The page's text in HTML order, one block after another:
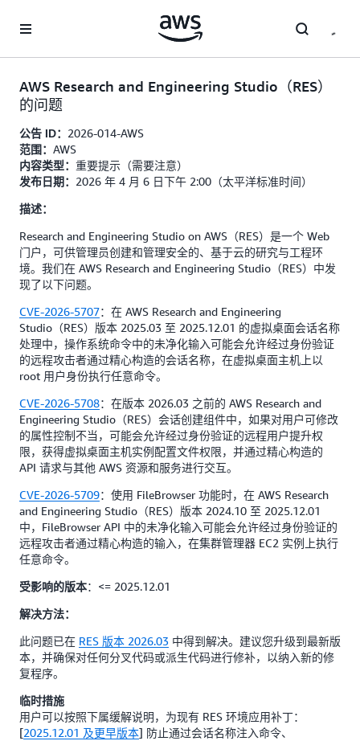
AWS Research and Engineering Studio（RES）
的问题
公告 ID： 2026-014-AWS
范围： AWS
内容类型： 重要提示（需要注意）
发布日期： 2026 年 4 月 6 日下午 2:00（太平洋标准时间）
描述：
Research and Engineering Studio on AWS（RES）是一个 Web
门户，可供管理员创建和管理安全的、基于云的研究与工程环
境。我们在 AWS Research and Engineering Studio（RES）中发
现了以下问题。
CVE-2026-5707：在 AWS Research and Engineering
Studio（RES）版本 2025.03 至 2025.12.01 的虚拟桌面会话名称
处理中，操作系统命令中的未净化输入可能会允许经过身份验证
的远程攻击者通过精心构造的会话名称，在虚拟桌面主机上以
root 用户身份执行任意命令。
CVE-2026-5708：在版本 2026.03 之前的 AWS Research and
Engineering Studio（RES）会话创建组件中，如果对用户可修改
的属性控制不当，可能会允许经过身份验证的远程用户提升权
限，获得虚拟桌面主机实例配置文件权限，并通过精心构造的
API 请求与其他 AWS 资源和服务进行交互。
CVE-2026-5709：使用 FileBrowser 功能时，在 AWS Research
and Engineering Studio（RES）版本 2024.10 至 2025.12.01
中，FileBrowser API 中的未净化输入可能会允许经过身份验证的
远程攻击者通过精心构造的输入，在集群管理器 EC2 实例上执行
任意命令。
受影响的版本：<= 2025.12.01
解决方法：
此问题已在 RES 版本 2026.03 中得到解决。建议您升级到最新版
本，并确保对任何分叉代码或派生代码进行修补，以纳入新的修
复程序。
临时措施
用户可以按照下属缓解说明，为现有 RES 环境应用补丁：
[2025.12.01 及更早版本] 防止通过会话名称注入命令、